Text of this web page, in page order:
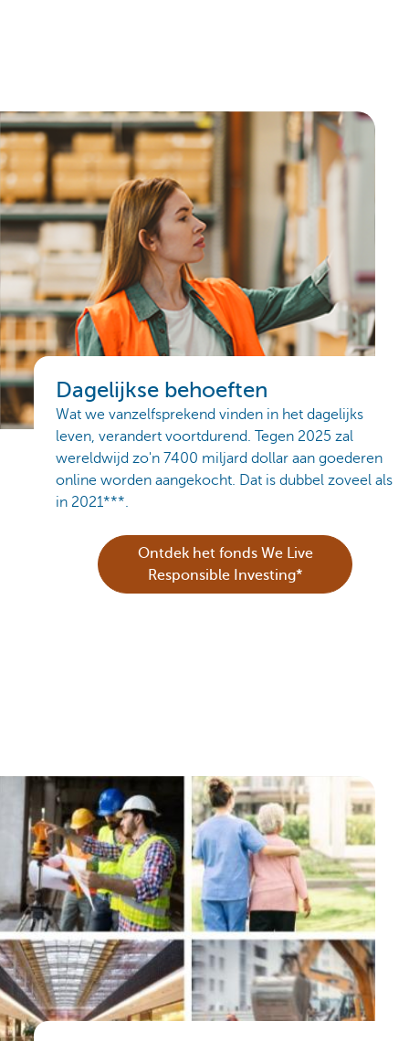
Dagelijkse behoeften
Wat we vanzelfsprekend vinden in het dagelijks
leven, verandert voortdurend. Tegen 2025 zal
wereldwijd zo'n 7400 miljard dollar aan goederen
online worden aangekocht. Dat is dubbel zoveel als
in 2021***.
Ontdek het fonds We Live
Responsible Investing*